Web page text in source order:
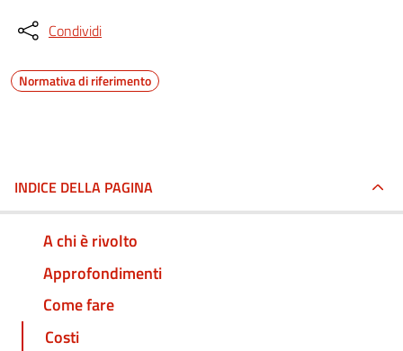
Condividi
Normativa di riferimento
INDICE DELLA PAGINA
A chi è rivolto
Approfondimenti
Come fare
Costi